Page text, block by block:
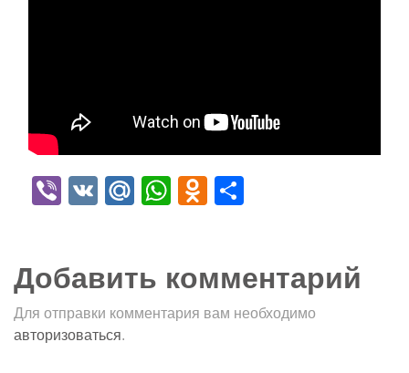
Viber
VK Mail.Ru
WhatsApp
Odnoklassniki
Добавить комментарий
Для отправки комментария вам необходимо
авторизоваться.